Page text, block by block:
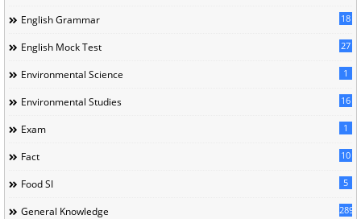
English Grammar 18
English Mock Test 27
Environmental Science 1
Environmental Studies 16
Exam 1
Fact 10
Food SI 5
General Knowledge 289